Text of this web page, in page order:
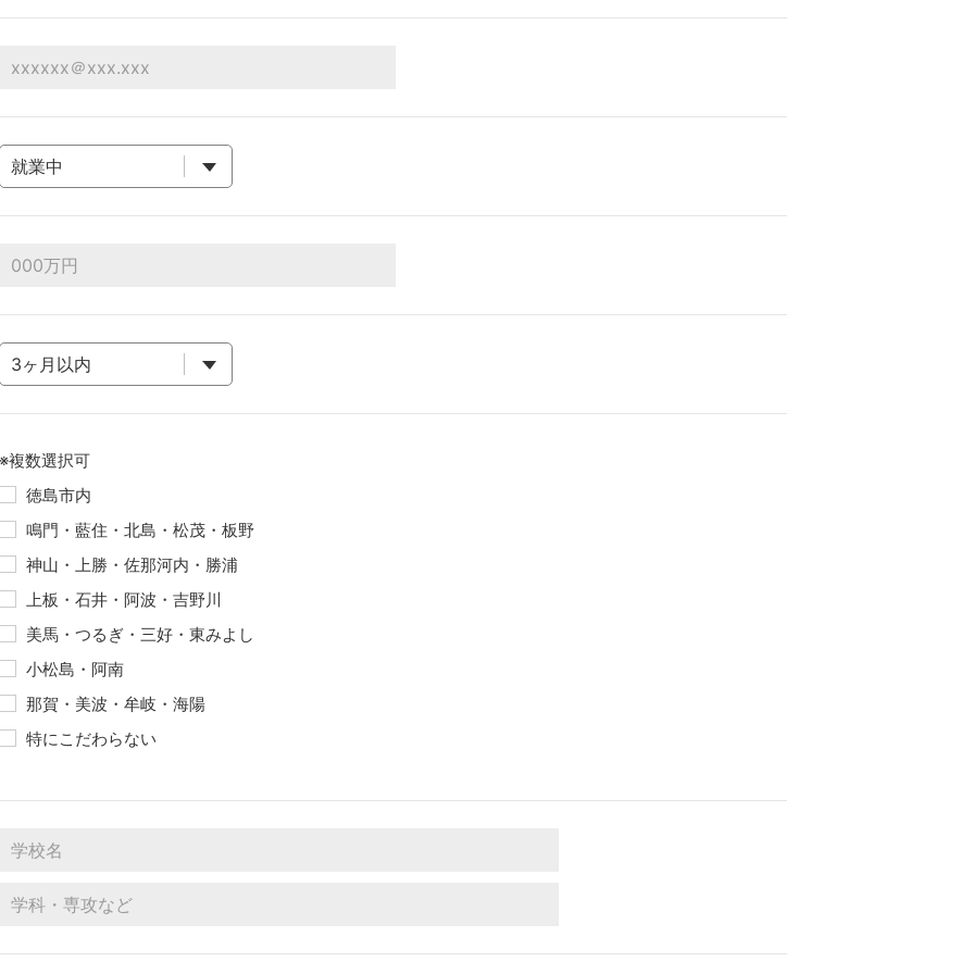
※複数選択可
徳島市内
鳴門・藍住・北島・松茂・板野
神山・上勝・佐那河内・勝浦
上板・石井・阿波・吉野川
美馬・つるぎ・三好・東みよし
小松島・阿南
那賀・美波・牟岐・海陽
特にこだわらない